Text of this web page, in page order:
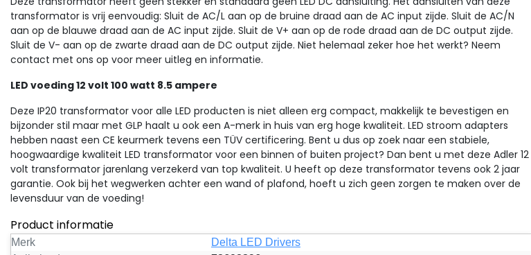
transformator is vrij eenvoudig: Sluit de AC/L aan op de bruine draad aan de AC input zijde. Sluit de AC/N
aan op de blauwe draad aan de AC input zijde. Sluit de V+ aan op de rode draad aan de DC output zijde.
Sluit de V- aan op de zwarte draad aan de DC output zijde. Niet helemaal zeker hoe het werkt? Neem
contact met ons op voor meer uitleg en informatie.
LED voeding 12 volt 100 watt 8.5 ampere
Deze IP20 transformator voor alle LED producten is niet alleen erg compact, makkelijk te bevestigen en
bijzonder stil maar met GLP haalt u ook een A-merk in huis van erg hoge kwaliteit. LED stroom adapters
hebben naast een CE keurmerk tevens een TÜV certificering. Bent u dus op zoek naar een stabiele,
hoogwaardige kwaliteit LED transformator voor een binnen of buiten project? Dan bent u met deze Adler 12
volt transformator jarenlang verzekerd van top kwaliteit. U heeft op deze transformator tevens ook 2 jaar
garantie. Ook bij het wegwerken achter een wand of plafond, hoeft u zich geen zorgen te maken over de
levensduur van de voeding!
Product informatie
Merk
Delta LED Drivers
voeding POS
voeding 100 watt 12 volt
ampere - IP20
D
de flexibiliteit van
dimbare LED-
met deze krachtige
100W fase-
Excl. btw
Bekijken
Sale
LED voeding POS
LED voeding 75 watt 12 volt
6,25 ampere - IP20
FTPC75V12-D
Geniet van naadloos dimbare
LED-verlichting met deze
krachtige 75W 12V dimbare
LED-voeding. Perfect voor elke
ruimte, ge...
€33,01
compact - GTPC-75-12-S
Compacte LED voeding 75
watt 12 volt voor binnen
gebruik. Deze NIET dimbare LED
voeding is ideaal voor
installatie waarb...
€24,79 Excl. btw